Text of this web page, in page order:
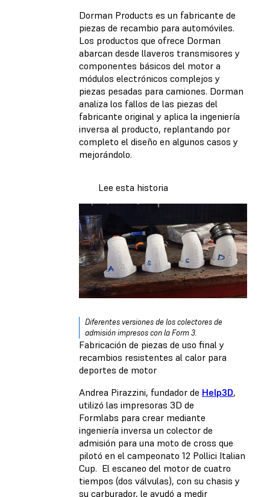
Dorman Products es un fabricante de
piezas de recambio para automóviles.
Los productos que ofrece Dorman
abarcan desde llaveros transmisores y
componentes básicos del motor a
módulos electrónicos complejos y
piezas pesadas para camiones. Dorman
analiza los fallos de las piezas del
fabricante original y aplica la ingeniería
inversa al producto, replantando por
completo el diseño en algunos casos y
mejorándolo.
Lee esta historia
Diferentes versiones de los colectores de
admisión impresos con la Form 3.
Fabricación de piezas de uso final y
recambios resistentes al calor para
deportes de motor
Andrea Pirazzini, fundador de Help3D,
utilizó las impresoras 3D de
Formlabs para crear mediante
ingeniería inversa un colector de
admisión para una moto de cross que
pilotó en el campeonato 12 Pollici Italian
Cup. El escaneo del motor de cuatro
tiempos (dos válvulas), con su chasis y
su carburador, le ayudó a medir